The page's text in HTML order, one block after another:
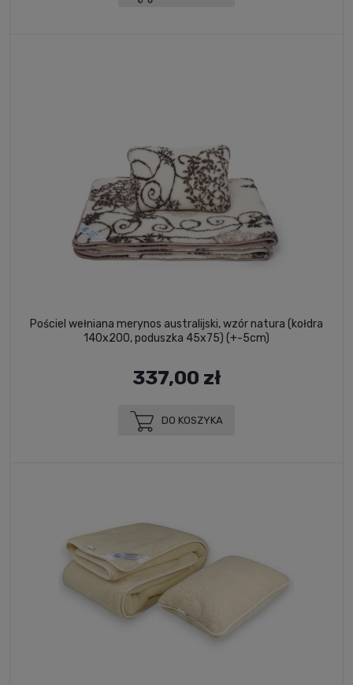
Pościel wełniana merynos australijski, wzór natura (kołdra
140x200, poduszka 45x75) (+-5cm)
337,00 zł
DO KOSZYKA